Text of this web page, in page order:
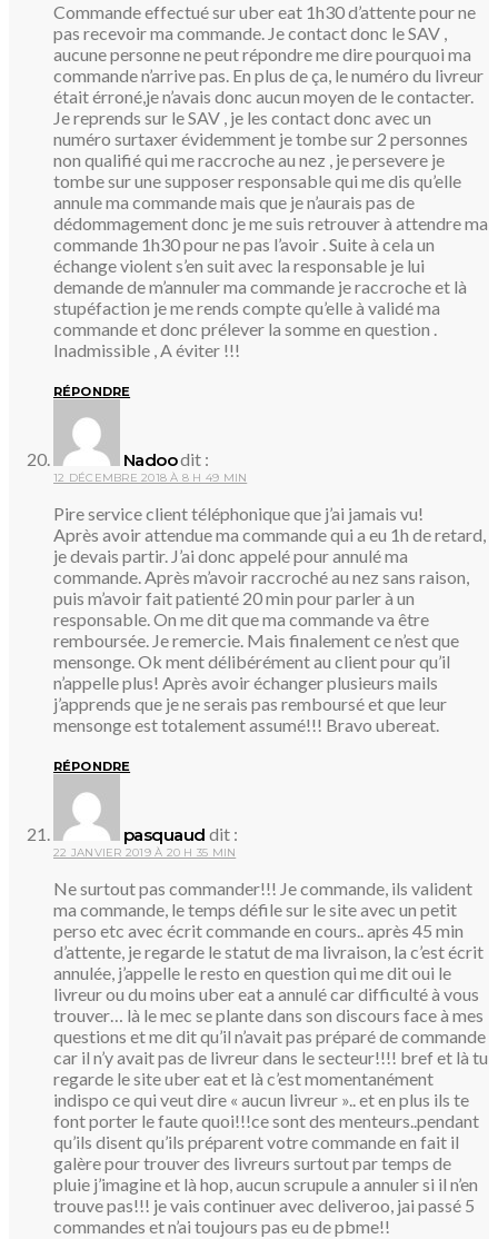
Commande effectué sur uber eat 1h30 d’attente pour ne
pas recevoir ma commande. Je contact donc le SAV ,
aucune personne ne peut répondre me dire pourquoi ma
commande n’arrive pas. En plus de ça, le numéro du livreur
était érroné,je n’avais donc aucun moyen de le contacter.
Je reprends sur le SAV , je les contact donc avec un
numéro surtaxer évidemment je tombe sur 2 personnes
non qualifié qui me raccroche au nez , je persevere je
tombe sur une supposer responsable qui me dis qu’elle
annule ma commande mais que je n’aurais pas de
dédommagement donc je me suis retrouver à attendre ma
commande 1h30 pour ne pas l’avoir . Suite à cela un
échange violent s’en suit avec la responsable je lui
demande de m’annuler ma commande je raccroche et là
stupéfaction je me rends compte qu’elle à validé ma
commande et donc prélever la somme en question .
Inadmissible , A éviter !!!
RÉPONDRE
Nadoodit :
12 DÉCEMBRE 2018 À 8 H 49 MIN
Pire service client téléphonique que j’ai jamais vu!
Après avoir attendue ma commande qui a eu 1h de retard,
je devais partir. J’ai donc appelé pour annulé ma
commande. Après m’avoir raccroché au nez sans raison,
puis m’avoir fait patienté 20 min pour parler à un
responsable. On me dit que ma commande va être
remboursée. Je remercie. Mais finalement ce n’est que
mensonge. Ok ment délibérément au client pour qu’il
n’appelle plus! Après avoir échanger plusieurs mails
j’apprends que je ne serais pas remboursé et que leur
mensonge est totalement assumé!!! Bravo ubereat.
RÉPONDRE
pasquaud dit :
22 JANVIER 2019 À 20 H 35 MIN
Ne surtout pas commander!!! Je commande, ils valident
ma commande, le temps défile sur le site avec un petit
perso etc avec écrit commande en cours.. après 45 min
d’attente, je regarde le statut de ma livraison, la c’est écrit
annulée, j’appelle le resto en question qui me dit oui le
livreur ou du moins uber eat a annulé car difficulté à vous
trouver… là le mec se plante dans son discours face à mes
questions et me dit qu’il n’avait pas préparé de commande
car il n’y avait pas de livreur dans le secteur!!!! bref et là tu
regarde le site uber eat et là c’est momentanément
indispo ce qui veut dire « aucun livreur ».. et en plus ils te
font porter le faute quoi!!!ce sont des menteurs..pendant
qu’ils disent qu’ils préparent votre commande en fait il
galère pour trouver des livreurs surtout par temps de
pluie j’imagine et là hop, aucun scrupule a annuler si il n’en
trouve pas!!! je vais continuer avec deliveroo, jai passé 5
commandes et n’ai toujours pas eu de pbme!!